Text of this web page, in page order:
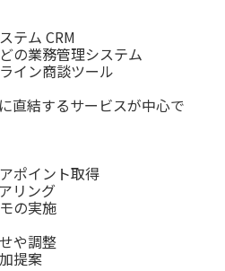
テム CRM
の業務管理システム
イン商談ツール
直結するサービスが中心で
ポイント取得
リング
の実施
や調整
提案